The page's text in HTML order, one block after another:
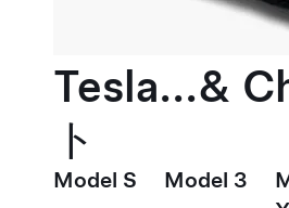
Tesla...&
ト
Model S Model 3